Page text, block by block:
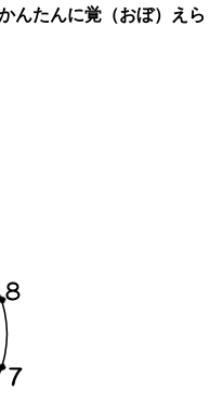
んたんに覚（おぼ）えら